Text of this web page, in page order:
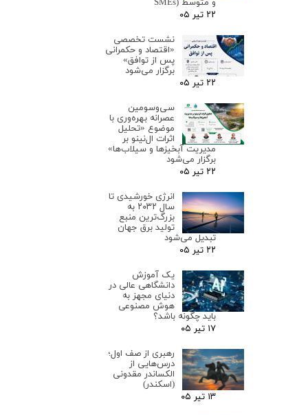
و متوسط (SMEs
۲۲ تیر ۰۵
نشست تخصصی
«اقتصاد و حکمرانی
پس از توافق»
برگزار می‌شود
۲۲ تیر ۰۵
سی‌وسومین
عصرانه بهره‌وری با
موضوع «تحلیل
اثرات ال‌نینو بر
مدیریت آبخیزها و سیلاب‌ها»
برگزار می‌شود
۲۲ تیر ۰۵
انرژی خورشیدی تا
سال ۲۰۳۲ به
بزرگ‌ترین منبع
تولید برق جهان
تبدیل می‌شود
۲۲ تیر ۰۵
یک آموزش
دانشگاهی عالی در
دنیای مجهز به
هوش مصنوعی
باید چگونه باشد؟
۱۷ تیر ۰۵
رهبری از صف اول؛
درس‌هایی از
الکساندر مقدونی
(اسکندر)
۱۳ تیر ۰۵